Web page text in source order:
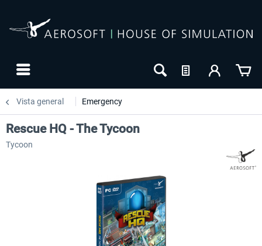
Vista general Emergency
Rescue HQ - The Tycoon
Tycoon